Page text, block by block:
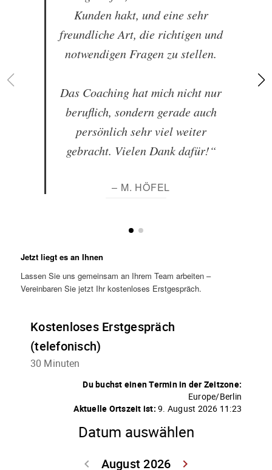
Kunden hakt, und eine sehr
freundliche Art, die richtigen und
notwendigen Fragen zu stellen.
Das Coaching hat mich nicht nur
beruflich, sondern gerade auch
persönlich sehr viel weiter
gebracht. Vielen Dank dafür!“
– M. HÖFEL
Jetzt liegt es an Ihnen
Lassen Sie uns gemeinsam an Ihrem Team arbeiten –
Vereinbaren Sie jetzt Ihr kostenloses Erstgespräch.